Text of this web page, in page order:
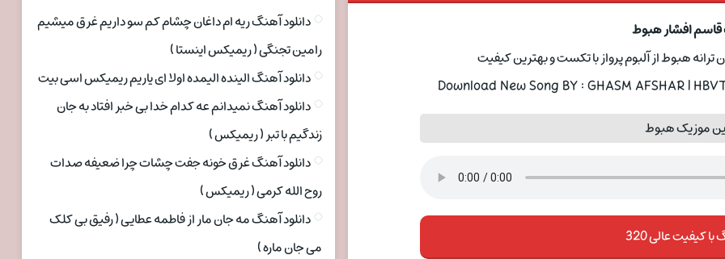
قاسم افشار هبوط
ترانه هبوط از آلبوم پرواز با تکست و بهترین کیفیت
Download New Song BY : GHASM AFSHAR |
موزیک هبوط
کیفیت عالی 320
دانلود آهنگ ریه ام داغان چشام کم سو داریم غرق میشیم
رامین تجنگی ( ریمیکس اینستا )
دانلود آهنگ الینده الیمده اولا ای یاریم ریمیکس اسی بیت
دانلود آهنگ نمیدانم عه کدام خدا بی خبر افتاد به جان
زندگیم با تبر ( ریمیکس )
دانلود آهنگ غرق خونه جفت چشات چرا ضعیفه صدات
روح الله کرمی ( ریمیکس )
دانلود آهنگ مه جان مار از فاطمه عطایی ( رفیق بی کلک
می جان ماره )